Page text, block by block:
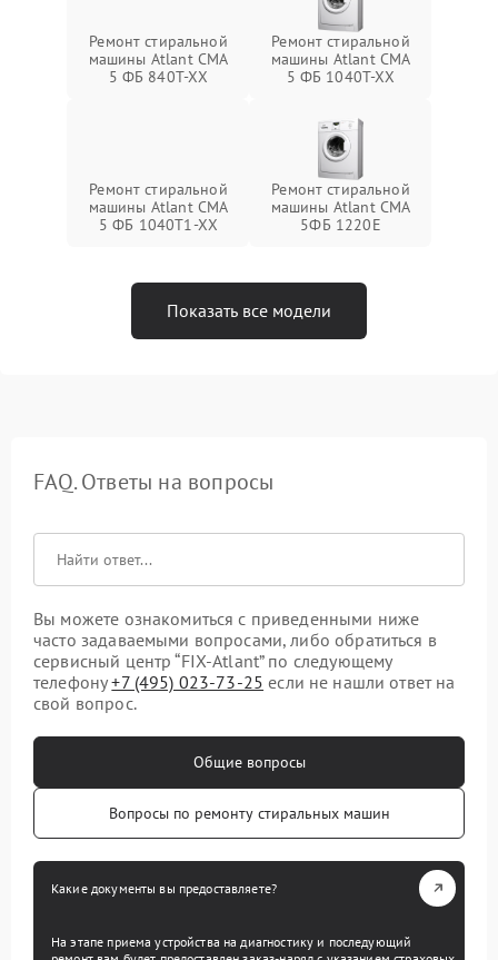
Ремонт стиральной
машины Atlant СМА
5 ФБ 840Т-ХХ
Ремонт стиральной
машины Atlant СМА
5 ФБ 1040Т-ХХ
Ремонт стиральной
машины Atlant СМА
5 ФБ 1040Т1-ХХ
Ремонт стиральной
машины Atlant СМА
5ФБ 1220Е
Показать все модели
FAQ. Ответы на вопросы
Вы можете ознакомиться с приведенными ниже
часто задаваемыми вопросами, либо обратиться в
сервисный центр “FIX-Atlant” по следующему
телефону+7 (495) 023-73-25 если не нашли ответ на
свой вопрос.
Общие вопросы
Вопросы по ремонту стиральных машин
Какие документы вы предоставляете?
На этапе приема устройства на диагностику и последующий